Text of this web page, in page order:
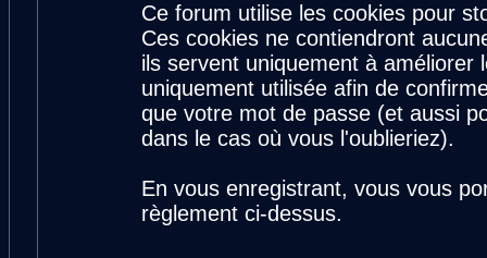
Ce forum utilise les cookies pour
Ces cookies ne contiendront
ils servent uniquement à
uniquement utilisée afin de
que votre mot de passe (et aussi
dans le cas où vous l'oublieriez).
En vous enregistrant, vous vous
règlement ci-dessus.